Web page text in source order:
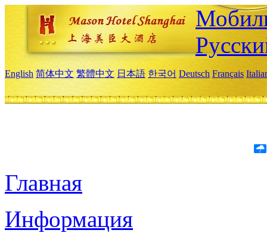
English 简体中文 繁體中文 日本語 한국어 Deutsch Français
Главная
Информация